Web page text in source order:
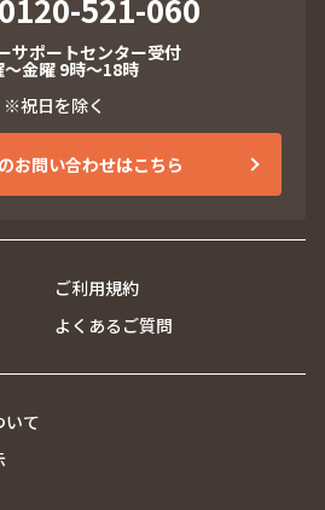
0120-521-060
サポートセンター受付
～金曜 9時～18時
※祝日を除く
お問い合わせはこちら
ご利用規約
よくあるご質問
いて